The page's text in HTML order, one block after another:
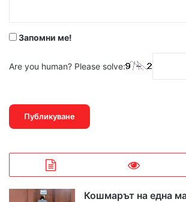
Запомни ме!
Are you human? Please solve:
Кошмарът на една